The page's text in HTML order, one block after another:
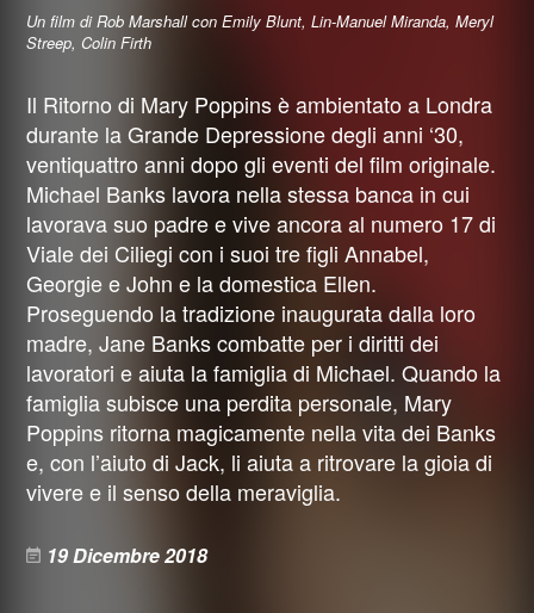
Un film di Rob Marshall con Emily Blunt, Lin-Manuel Miranda, Meryl
Streep, Colin Firth
Il Ritorno di Mary Poppins è ambientato a Londra
durante la Grande Depressione degli anni ‘30,
ventiquattro anni dopo gli eventi del film originale.
Michael Banks lavora nella stessa banca in cui
lavorava suo padre e vive ancora al numero 17 di
Viale dei Ciliegi con i suoi tre figli Annabel,
Georgie e John e la domestica Ellen.
Proseguendo la tradizione inaugurata dalla loro
madre, Jane Banks combatte per i diritti dei
lavoratori e aiuta la famiglia di Michael. Quando la
famiglia subisce una perdita personale, Mary
Poppins ritorna magicamente nella vita dei Banks
e, con l’aiuto di Jack, li aiuta a ritrovare la gioia di
vivere e il senso della meraviglia.
19 Dicembre 2018